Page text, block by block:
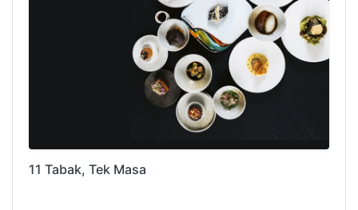
11 Tabak, Tek Masa